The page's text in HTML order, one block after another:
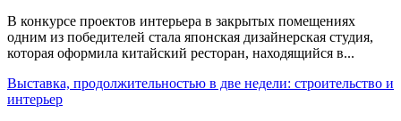
В конкурсе проектов интерьера в закрытых помещениях
одним из победителей стала японская дизайнерская студия,
которая оформила китайский ресторан, находящийся в...
Выставка, продолжительностью в две недели: строительство и
интерьер